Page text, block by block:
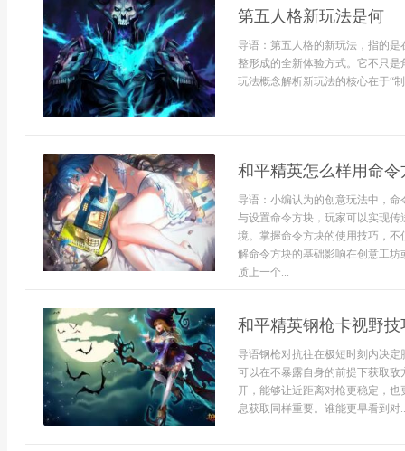
第五人格新玩法是何
导语：第五人格的新玩法，指的
整形成的全新体验方式。它不只
玩法概念解析新玩法的核心在于“
和平精英怎么样用命令
导语：小编认为的创意玩法中，
与设置命令方块，玩家可以实现
境。掌握命令方块的使用技巧，
解命令方块的基础影响在创意工
质上一个...
和平精英钢枪卡视野技
导语钢枪对抗往在极短时刻内决
可以在不暴露自身的前提下获取
开，能够让近距离对枪更稳定，
息获取同样重要。谁能更早看到对